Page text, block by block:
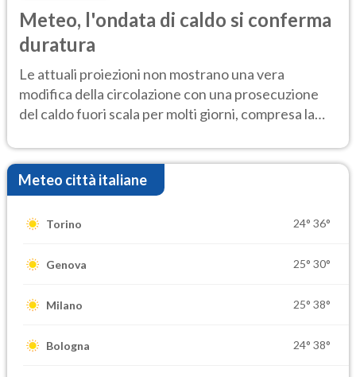
Meteo, l'ondata di caldo si conferma
duratura
Le attuali proiezioni non mostrano una vera
modifica della circolazione con una prosecuzione
del caldo fuori scala per molti giorni, compresa la
Meteo città italiane
Torino 24° 36°
Genova 25° 30°
Milano 25° 38°
Bologna 24° 38°